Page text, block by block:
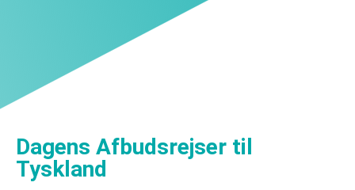
Dagens Afbudsrejser til
Tyskland